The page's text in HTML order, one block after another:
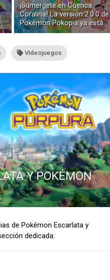
¡Sumergete en Cuenca
Coralina! La versión 2.0.0 de
Pokémon Pokopia ya está
disponible con buceo y
Videojuegos
Y POKÉMON
de Pokémon Escarlata y
dedicada: